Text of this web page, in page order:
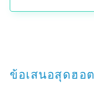
ข้อเสนอสุดฮอต